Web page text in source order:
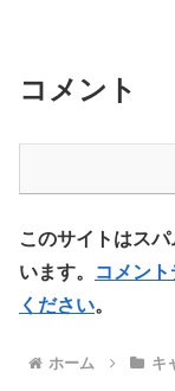
コメント
このサイトはス
います。
コメン
ください。
ホーム キ